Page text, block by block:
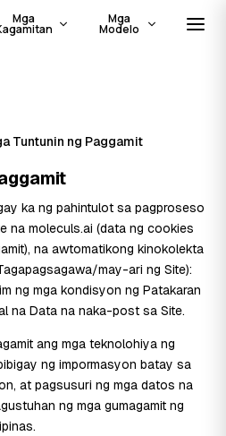
Mga Mga
Modelo
Tuntunin ng Paggamit
ka ng pahintulot sa pagproseso
na moleculs.ai (data ng cookies
na awtomatikong kinokolekta
may-ari ng Site):
ng mga kondisyon ng Patakaran
na Data na naka-post sa Site.
ang mga teknolohiya ng
ng impormasyon batay sa
at pagsusuri ng mga datos na
ng mga gumagamit ng